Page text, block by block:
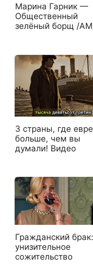
Марина Гарник —
Общественный
зелёный борщ /
3 страны, где
больше, чем вы
думали! Видео
Гражданский брак:
унизительное
сожительство